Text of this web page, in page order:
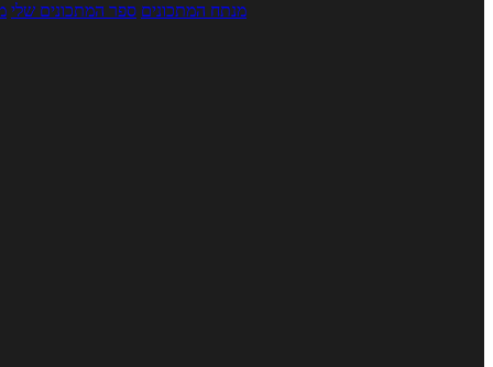
מנתח המתכונים ספר המתכונים שלי